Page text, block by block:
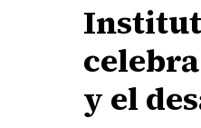
y el